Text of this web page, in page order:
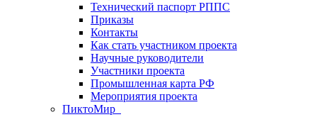
Технический паспорт РППС
Приказы
Контакты
Как стать участником проекта
Научные руководители
Участники проекта
Промышленная карта РФ
Мероприятия проекта
ПиктоМир